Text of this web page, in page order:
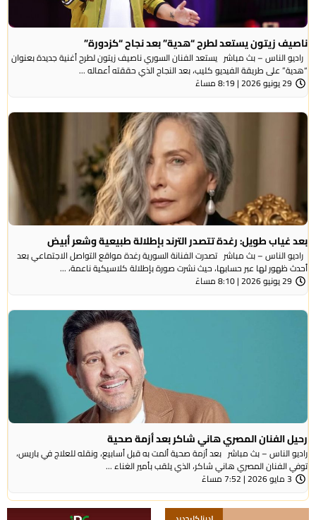
ناصيف زيتون يستعد لطرح “هدية” بعد نجاح “كزدورة”
راديو الناس – بث مباشر يستعد الفنان السوري ناصيف زيتون لطرح أغنية جديدة بعنوان
“هدية” على طريقة الفيديو كليب، بعد النجاح الذي حققته أعماله ...
29 يونيو 2026 | 8:19 مساءً
بعد غياب طويل: رغدة تتصدر الترند بإطلالة طبيعية وشعر أبيض
راديو الناس – بث مباشر تصدرت الفنانة السورية رغدة مواقع التواصل الاجتماعي بعد
أحدث ظهور لها عبر حسابها، حيث نشرت صورة بإطلالة كلاسيكية ناعمة، ...
29 يونيو 2026 | 8:10 مساءً
رحيل الفنان المصري هاني شاكر بعد أزمة صحية
راديو الناس – بث مباشر بعد أزمة صحية ألمت به قبل أسابيع، ونقله للعلاج في باريس،
توفي الفنان المصري هاني شاكر، الذي يلقب بأمير الغناء ...
3 مايو 2026 | 7:52 مساءً